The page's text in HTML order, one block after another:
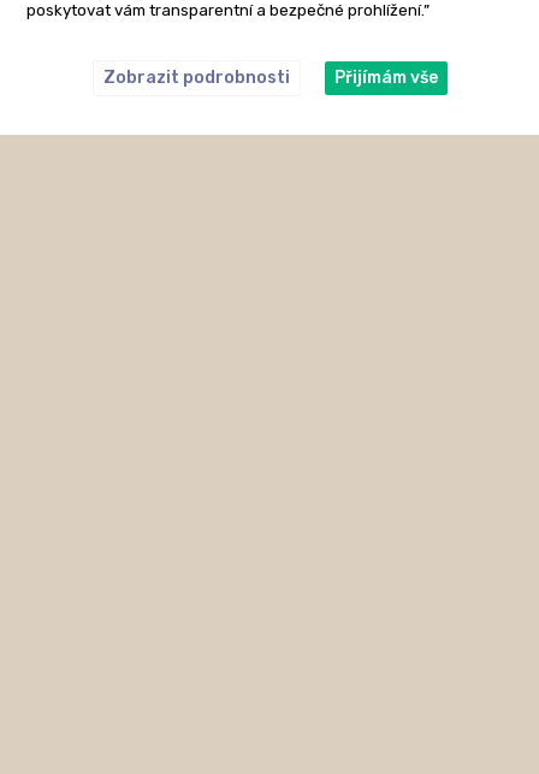
poskytovat vám transparentní a bezpečné prohlížení.”
Zobrazit podrobnosti Přijímám vše